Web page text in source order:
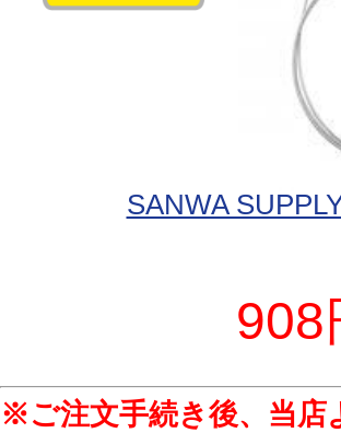
SANWA
908
※ご注文手続き後、当店